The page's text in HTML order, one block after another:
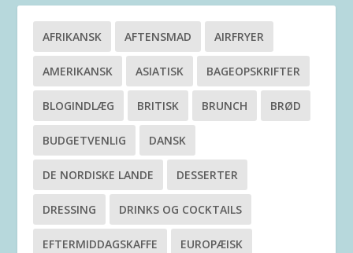
AFRIKANSK AFTENSMAD AIRFRYER
AMERIKANSK ASIATISK BAGEOPSKRIFTER
BLOGINDLÆG BRITISK BRUNCH BRØD
BUDGETVENLIG DANSK
DE NORDISKE LANDE DESSERTER
DRESSING DRINKS OG COCKTAILS
EFTERMIDDAGSKAFFE EUROPÆISK